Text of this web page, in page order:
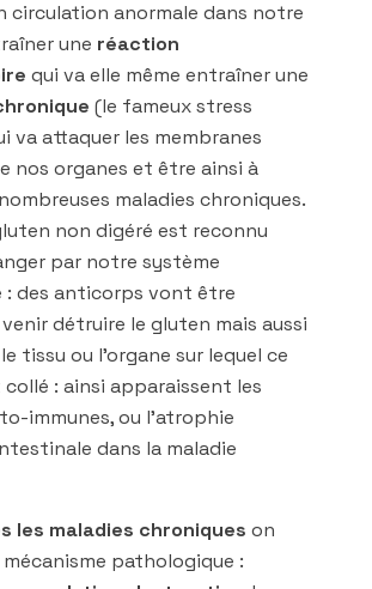
circulation anormale dans notre
une réaction
qui va elle même entraîner une
(le fameux stress
va attaquer les membranes
nos organes et être ainsi à
maladies chroniques.
non digéré est reconnu
par notre système
: des anticorps vont être
détruire le gluten mais aussi
tissu ou l’organe sur lequel ce
collé : ainsi apparaissent les
immunes, ou l’atrophie
dans la maladie
les maladies chroniques on
pathologique :